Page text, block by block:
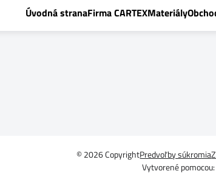
Úvodná stranaFirma CARTEXMateriály
©2026CopyrightPredvoľby súkromia
Vytvorené pomocou: